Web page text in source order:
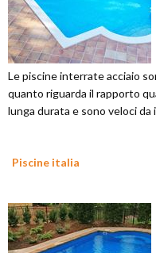
Le piscine interrate acciaio
quanto riguarda il rapporto
lunga durata e sono veloci da
Piscine italia